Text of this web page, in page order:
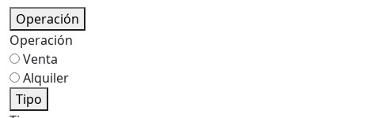
Operación
Operación
Venta
Alquiler
Tipo